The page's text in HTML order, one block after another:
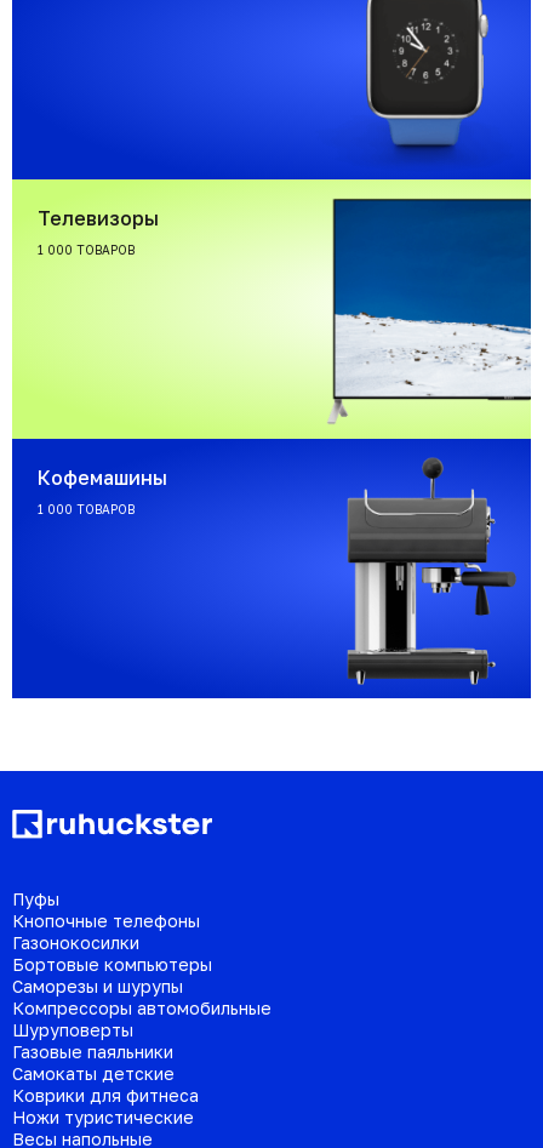
Телевизоры
1 000 ТОВАРОВ
Кофемашины
1 000 ТОВАРОВ
Пуфы
Кнопочные телефоны
Газонокосилки
Бортовые компьютеры
Саморезы и шурупы
Компрессоры автомобильные
Шуруповерты
Газовые паяльники
Самокаты детские
Коврики для фитнеса
Ножи туристические
Весы напольные